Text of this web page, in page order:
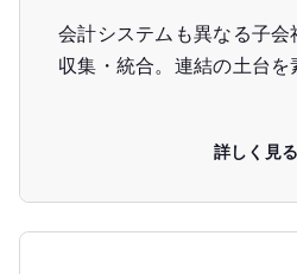
会計システムも異なる子
収集・統合。連結の土台を
詳しく見る